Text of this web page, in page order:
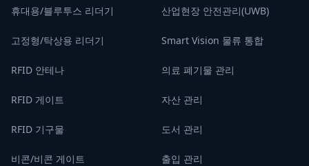
휴대용/블루투스 리더기
고정형/탁상용 리더기
RFID 안테나
RFID 게이트
RFID 기구물
비콘/비콘 게이트
산업현장 안전관리(UWB)
Smart Vision 물류 통합
의료 폐기물 관리
자산 관리
도서 관리
출입 관리